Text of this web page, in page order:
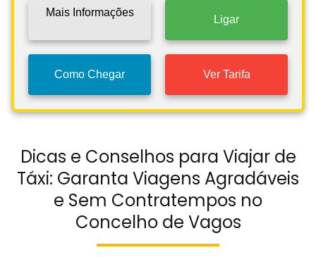
Mais Informações
Ligar
Como Chegar Ver Tarifa
Dicas e Conselhos para Viajar de
Táxi: Garanta Viagens Agradáveis
e Sem Contratempos no
Concelho de Vagos